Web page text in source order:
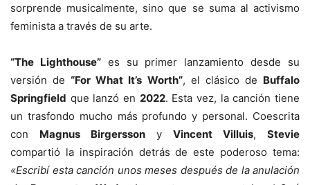
sorprende musicalmente, sino que se suma al activismo
feminista a través de su arte.
“The Lighthouse”es su primer lanzamiento desde su
versión de“For What It’s Worth”, el clásico de Buffalo
Springfield que lanzó en 2022. Esta vez, la canción tiene
un trasfondo mucho más profundo y personal. Coescrita
con Magnus Birgersson y Vincent Villuis, Stevie
compartió la inspiración detrás de este poderoso tema:
«Escribí esta canción unos meses después de la anulación